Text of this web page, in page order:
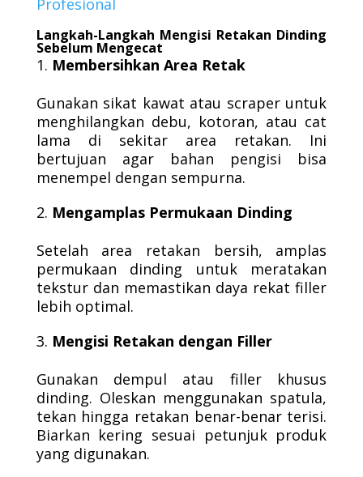
Profesional
Langkah-Langkah Mengisi Retakan Dinding
Sebelum Mengecat
Membersihkan Area Retak
Gunakan sikat kawat atau scraper untuk
menghilangkan debu, kotoran, atau cat
lama di sekitar area retakan. Ini
bertujuan agar bahan pengisi bisa
menempel dengan sempurna.
Mengamplas Permukaan Dinding
Setelah area retakan bersih, amplas
permukaan dinding untuk meratakan
tekstur dan memastikan daya rekat filler
lebih optimal.
Mengisi Retakan dengan Filler
Gunakan dempul atau filler khusus
dinding. Oleskan menggunakan spatula,
tekan hingga retakan benar-benar terisi.
Biarkan kering sesuai petunjuk produk
yang digunakan.